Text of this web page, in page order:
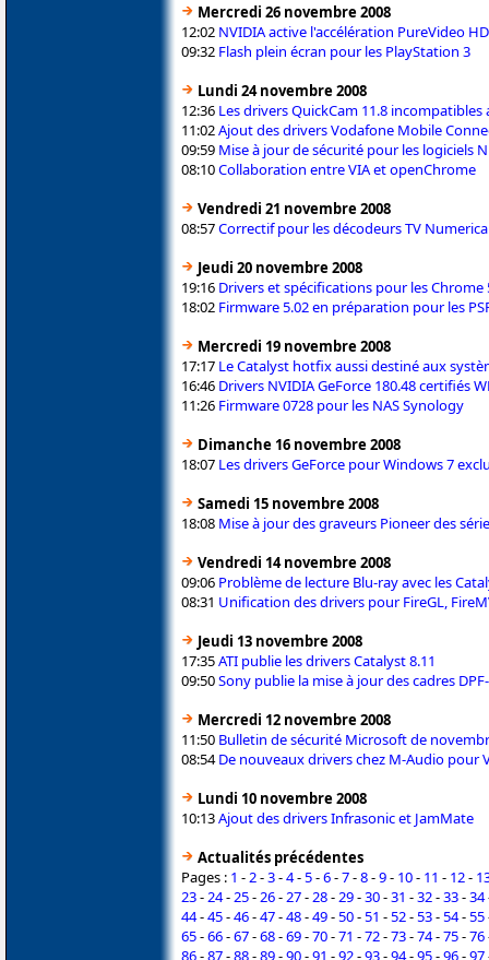
Mercredi 26 novembre 2008
12:02 NVIDIA active l'accélération PureVideo
09:32 Flash plein écran pour les PlayStation 3
Lundi 24 novembre 2008
12:36 Les drivers QuickCam 11.8
11:02Ajout des drivers Vodafone Mobile
09:59 Mise à jour de sécurité pour les logiciels
08:10Collaboration entre VIA et openChrome
Vendredi 21 novembre 2008
08:57Correctif pour les décodeurs TV
Jeudi 20 novembre 2008
19:16 Drivers et spécifications pour les Chrome
18:02 Firmware 5.02 en préparation pour les
Mercredi 19 novembre 2008
17:17 Le Catalyst hotfix aussi destiné aux
16:46 Drivers NVIDIA GeForce 180.48 certifiés
11:26 Firmware 0728 pour les NAS Synology
Dimanche 16 novembre 2008
18:07 Les drivers GeForce pour Windows 7
Samedi 15 novembre 2008
18:08 Mise à jour des graveurs Pioneer des
Vendredi 14 novembre 2008
09:06 Problème de lecture Blu-ray avec les
08:31 Unification des drivers pour FireGL,
Jeudi 13 novembre 2008
17:35ATI publie les drivers Catalyst 8.11
09:50Sony publie la mise à jour des cadres
Mercredi 12 novembre 2008
11:50 Bulletin de sécurité Microsoft de
08:54De nouveaux drivers chez M-Audio pour
Lundi 10 novembre 2008
10:13Ajout des drivers Infrasonic et JamMate
Actualités précédentes
Pages : 1 - 2-3-4-5-6-7-8-9- 10- 11 - 12-
23- 24- 25- 26- 27- 28- 29-30-31 -32-33-34
44-45-46-47-48-49-50-51 -52-53-54-55
65-66-67-68-69-70-71 -72-73-74-75-76
86-87-88-89-90-91 -92-93-94-95-96-97